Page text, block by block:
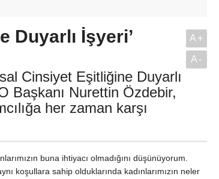
Duyarlı İşyeri’
Cinsiyet Eşitliğine Duyarlı
Başkanı Nurettin Özdebir,
her zaman karşı
A+
A-
buna ihtiyacı olmadığını düşünüyorum.
koşullara sahip olduklarında kadınlarımızın neler